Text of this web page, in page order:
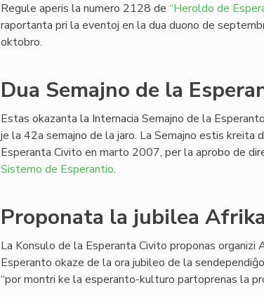
Regule aperis la numero 2128 de “Heroldo de
raportanta pri la eventoj en la dua duono de
oktobro.
Dua Semajno de la
Estas okazanta la Internacia Semajno de la
je la 42a semajno de la jaro. La Semajno estis kreita
Esperanta Civito en marto 2007, per la aprobo de
Sistemo de Esperantio.
Proponata la jubilea
La Konsulo de la Esperanta Civito proponas organizi
Esperanto okaze de la ora jubileo de la
“por montri ke la esperanto-kulturo partoprenas la